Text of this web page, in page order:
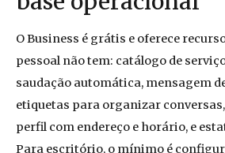
O Business é grátis e oferece
pessoal não tem: catálogo de
saudação automática, mensagem
etiquetas para organizar
perfil com endereço e horário, e
Para escritório, o mínimo é